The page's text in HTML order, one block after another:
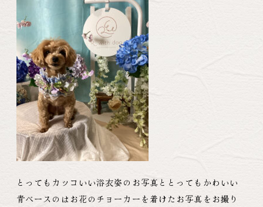
とってもカッコいい浴衣姿のお写真ととってもかわいい
青ベースのはお花のチョーカーを着けたお写真をお撮り